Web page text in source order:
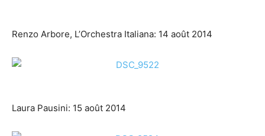
Renzo Arbore, L’Orchestra Italiana: 14 août 2014
Laura Pausini: 15 août 2014